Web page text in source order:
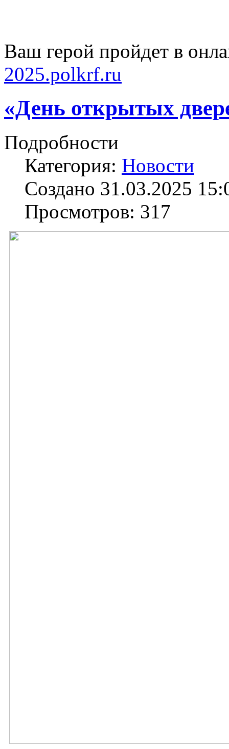
Ваш герой пройдет в
2025.polkrf.ru
«День открытых
Подробности
Категория: Новости
Создано 31.03.2025
Просмотров: 317